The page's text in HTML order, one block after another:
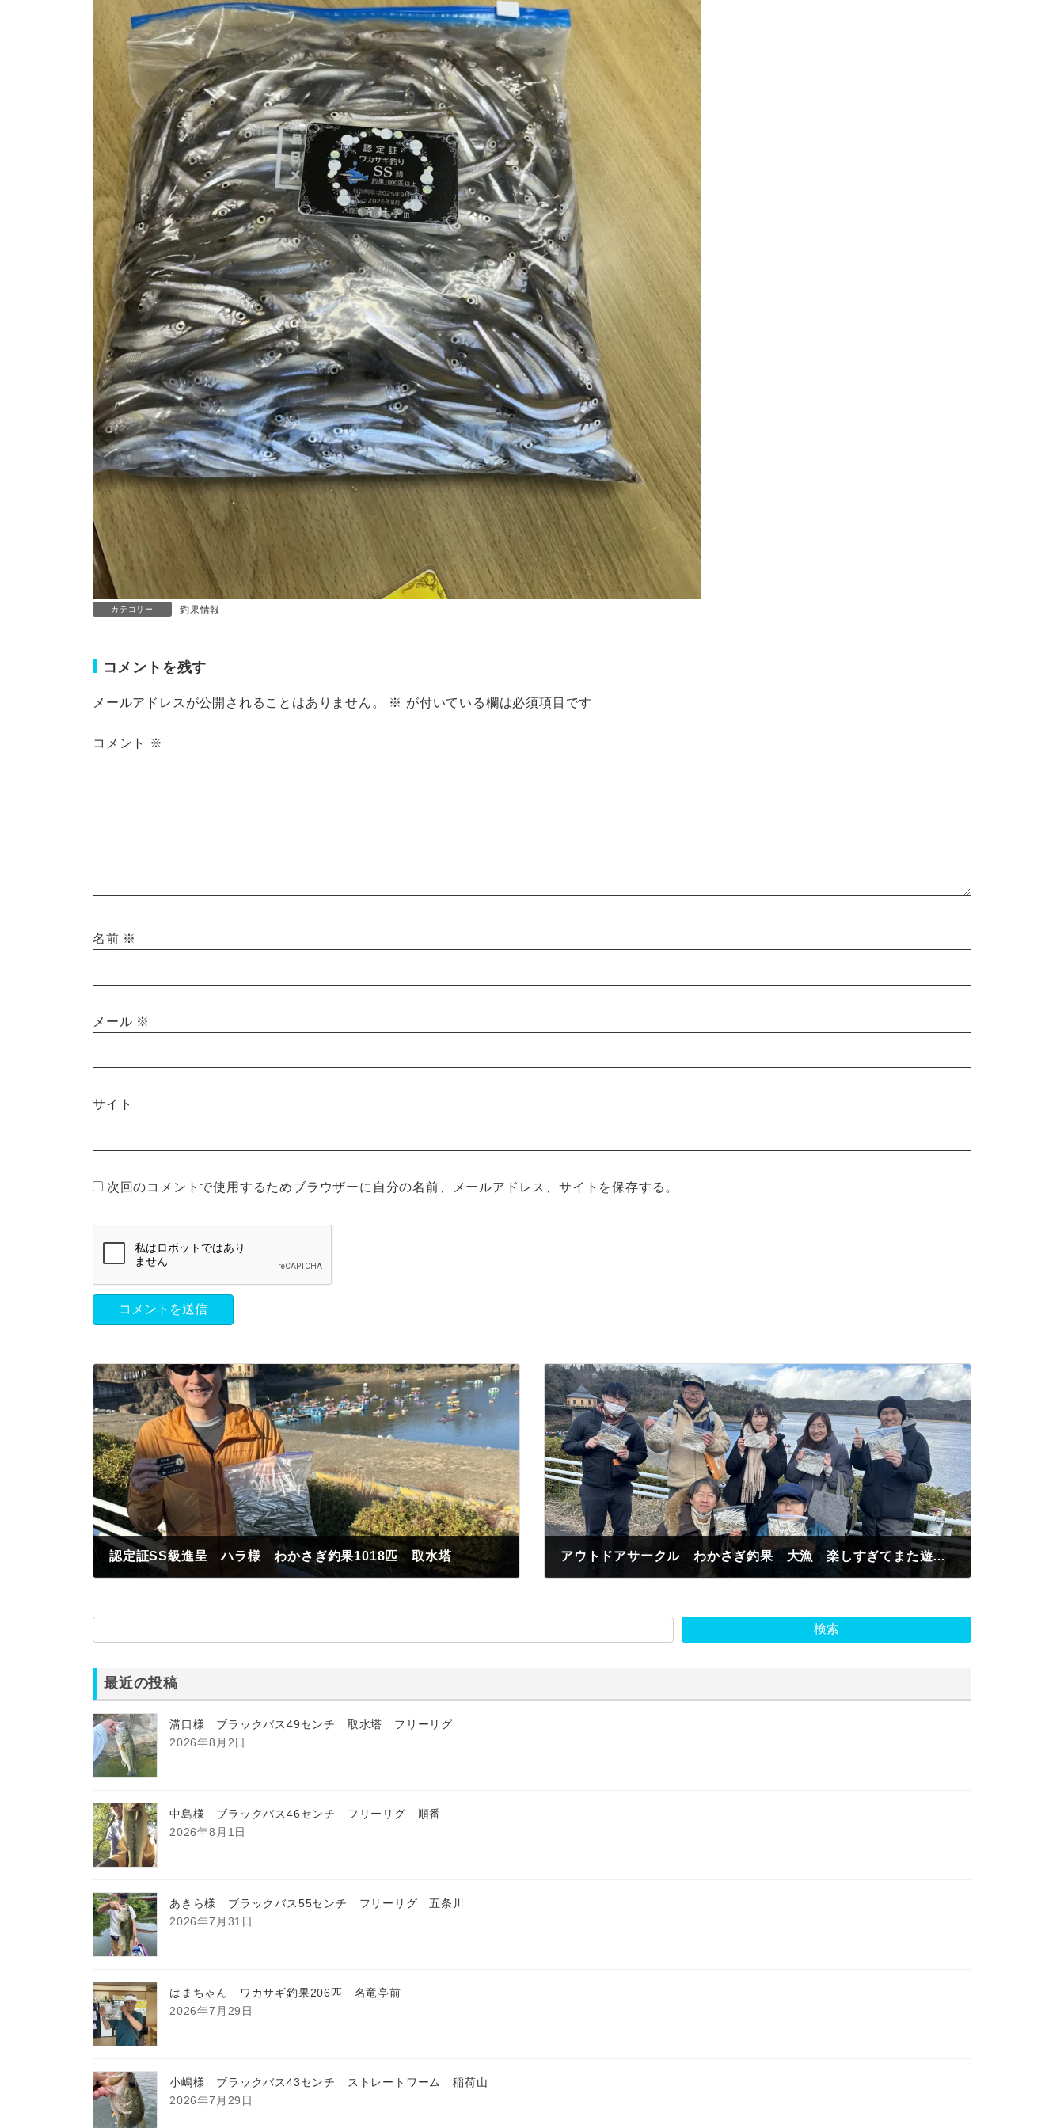
カテゴリー 釣果情報
コメントを残す
メールアドレスが公開されることはありません。 ※ が付いている欄は必須項目です
コメント ※
名前 ※
メール ※
サイト
次回のコメントで使用するためブラウザーに自分の名前、メールアドレス、サイトを保存する。
認定証SS級進呈 ハラ様 わかさぎ釣果1018匹 取水塔 アウトドアサークル わかさぎ釣果 大漁 楽しすぎてまた遊びにきます。
検索
最近の投稿
溝口様 ブラックバス49センチ 取水塔 フリーリグ
2026年8月2日
中島様 ブラックバス46センチ フリーリグ 順番
2026年8月1日
あきら様 ブラックバス55センチ フリーリグ 五条川
2026年7月31日
はまちゃん ワカサギ釣果206匹 名竜亭前
2026年7月29日
小嶋様 ブラックバス43センチ ストレートワーム 稲荷山
2026年7月29日